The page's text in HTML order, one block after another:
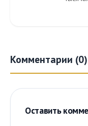
Комментарии (0)
Оставить